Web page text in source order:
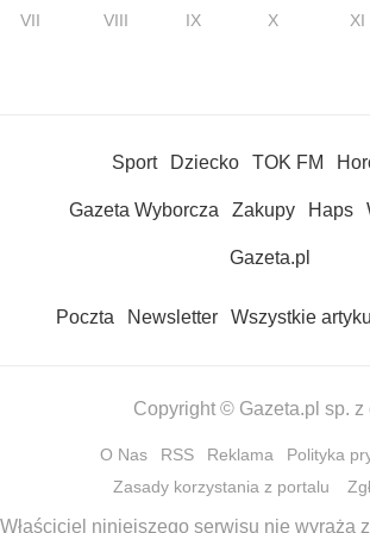
VII VIII IX X XI
Sport Dziecko TOK FM
Gazeta Wyborcza Zakupy Haps
Gazeta.pl
Poczta Newsletter Wszystkie
Copyright © Gazeta.pl sp. z
O Nas RSS Reklama
Polityka
Zasady korzystania z portalu
Właściciel niniejszego serwisu nie wyraża